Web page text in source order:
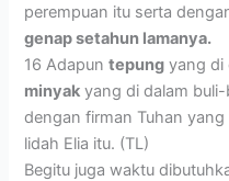
perempuan itu serta
genap setahun lamanya.
16 Adapuntepung yang di
minyak yang di dalam
dengan firman Tuhan
lidah Elia itu. (TL)
Begitu juga waktu